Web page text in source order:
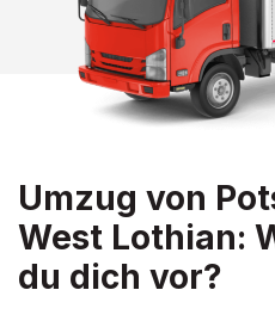
Umzug von
West Lothian:
du dich vor?